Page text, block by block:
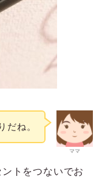
ママ
だね。
トをつないでお